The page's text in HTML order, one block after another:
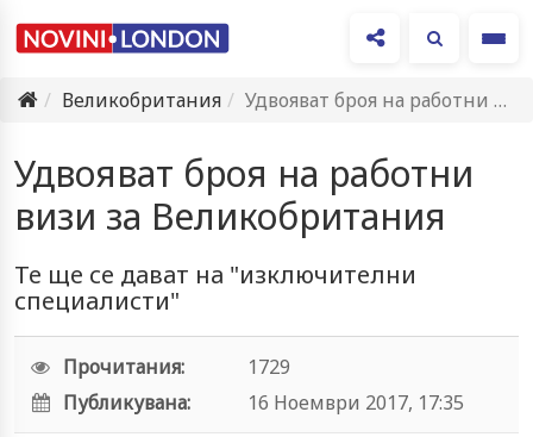
Великобритания
Удвояват броя на работни визи за Великобритания
Удвояват броя на работни
визи за Великобритания
Те ще се дават на "изключителни
специалисти"
Прочитания:
1729
Публикувана:
16 Ноември 2017, 17:35